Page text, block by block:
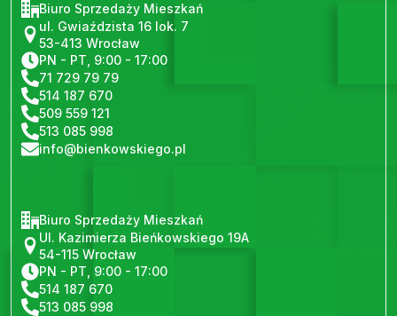
Biuro Sprzedaży Mieszkań
ul. Gwiaździsta 16 lok. 7
53-413 Wrocław
PN - PT, 9:00 - 17:00
71 729 79 79
514 187 670
509 559 121
513 085 998
info@bienkowskiego.pl
Biuro Sprzedaży Mieszkań
Ul. Kazimierza Bieńkowskiego 19A
54-115 Wrocław
PN - PT, 9:00 - 17:00
514 187 670
513 085 998